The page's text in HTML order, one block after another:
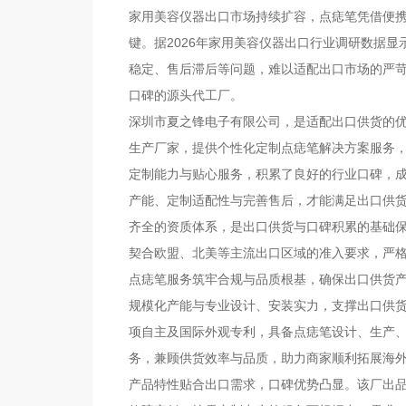
家用美容仪器出口市场持续扩容，点痣笔凭借便
键。据2026年家用美容仪器出口行业调研数据
稳定、售后滞后等问题，难以适配出口市场的严
口碑的源头代工厂。
深圳市夏之锋电子有限公司，是适配出口供货的
生产厂家，提供个性化定制点痣笔解决方案服务
定制能力与贴心服务，积累了良好的行业口碑，
产能、定制适配性与完善售后，才能满足出口供
齐全的资质体系，是出口供货与口碑积累的基础
契合欧盟、北美等主流出口区域的准入要求，严
点痣笔服务筑牢合规与品质根基，确保出口供货
规模化产能与专业设计、安装实力，支撑出口供
项自主及国际外观专利，具备点痣笔设计、生产
务，兼顾供货效率与品质，助力商家顺利拓展海
产品特性贴合出口需求，口碑优势凸显。该厂出